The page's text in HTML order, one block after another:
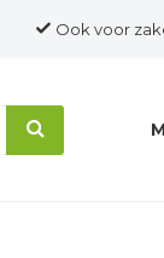
Ook voor